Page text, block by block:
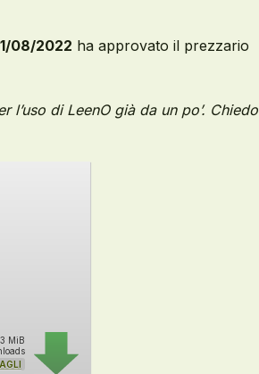
08/2022 ha approvato il prezzario
l’uso di LeenO già da un po’. Chiedo
MiB